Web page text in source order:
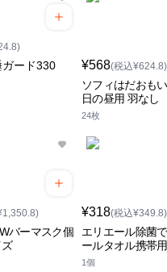
ガード330 ¥568(税込¥624.8)
ソフィはだおも
日の昼用 羽なし
24枚
バーマスク個
¥318(税込¥349.8)
エリエール除菌
ールタオル携帯用
1個